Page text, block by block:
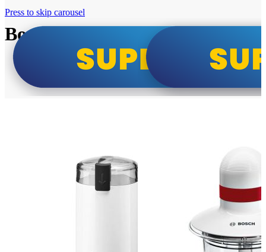
Bosch super cene
Press to skip carousel